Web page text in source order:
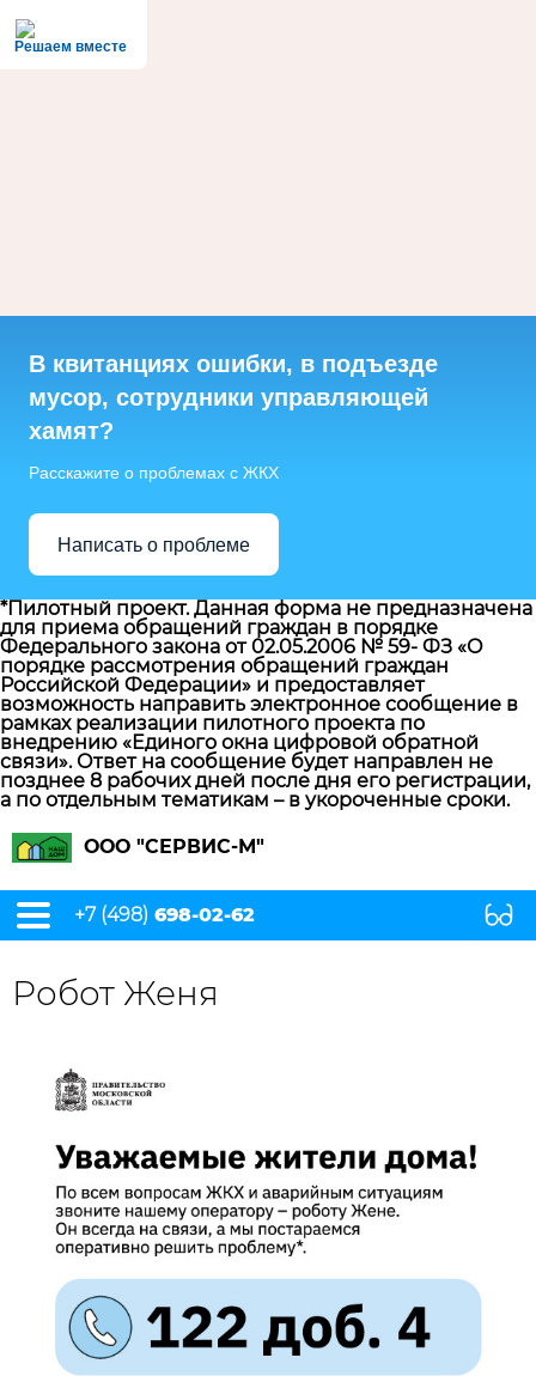
Решаем вместе
В квитанциях ошибки, в подъезде
мусор, сотрудники управляющей
хамят?
Расскажите о проблемах с ЖКХ
Написать о проблеме
*Пилотный проект. Данная форма не предназначена
для приема обращений граждан в порядке
Федерального закона от 02.05.2006 № 59- ФЗ «О
порядке рассмотрения обращений граждан
Российской Федерации» и предоставляет
возможность направить электронное сообщение в
рамках реализации пилотного проекта по
внедрению «Единого окна цифровой обратной
связи». Ответ на сообщение будет направлен не
позднее 8 рабочих дней после дня его регистрации,
а по отдельным тематикам – в укороченные сроки.
ООО "СЕРВИС-М"
+7 (498) 698-02-62
Робот Женя